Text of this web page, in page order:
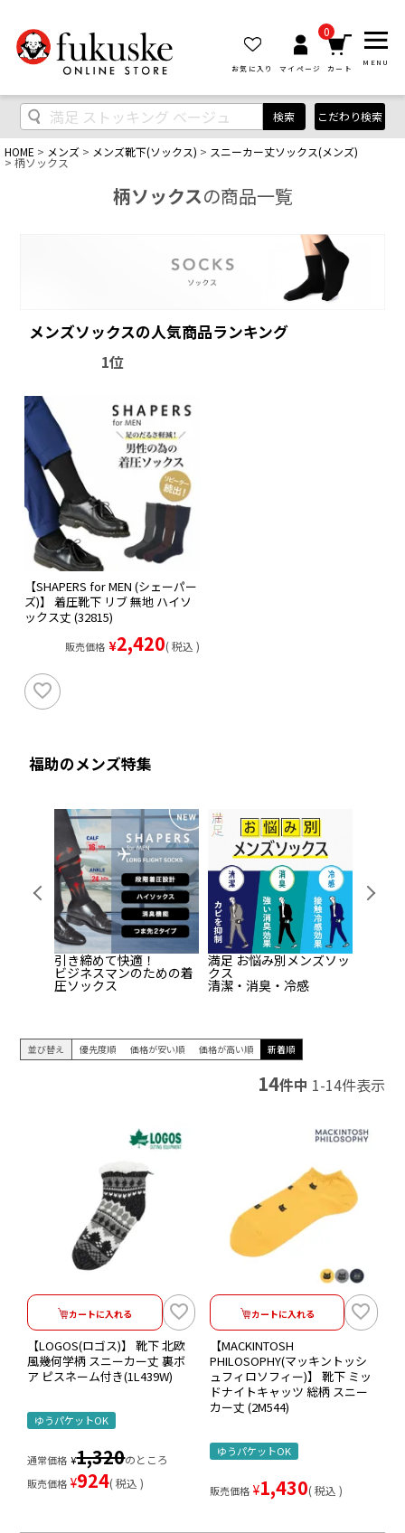
お気に入り マイページ
0
カート
MENU
検索 こだわり検索
HOME メンズ メンズ靴下(ソックス) スニーカー丈ソックス(メンズ)
柄ソックス
柄ソックスの商品一覧
メンズソックスの人気商品ランキング
【SHAPERS for MEN (シェーパー
ズ)】 着圧靴下 リブ 無地 ハイソ
ックス丈 (32815)
販売価格 ¥2,420 税込
福助のメンズ特集
Pr
evi
引き締めて快適！
ビジネスマンのための着
圧ソックス
満足 お悩み別メンズソッ
クス
清潔・消臭・冷感
Ne
xt
並び替え 優先度順 価格が安い順 価格が高い順 新着順
14件中 1-14件表示
カートに入れる
【LOGOS(ロゴス)】 靴下 北欧
風幾何学柄 スニーカー丈 裏ボ
ア ピスネーム付き(1L439W)
ゆうパケットOK
通常価格 ¥1,320のところ
販売価格 ¥924 税込
カートに入れる
【MACKINTOSH
PHILOSOPHY(マッキントッシ
ュフィロソフィー)】 靴下 ミッ
ドナイトキャッツ 総柄 スニー
カー丈 (2M544)
ゆうパケットOK
販売価格 ¥1,430 税込